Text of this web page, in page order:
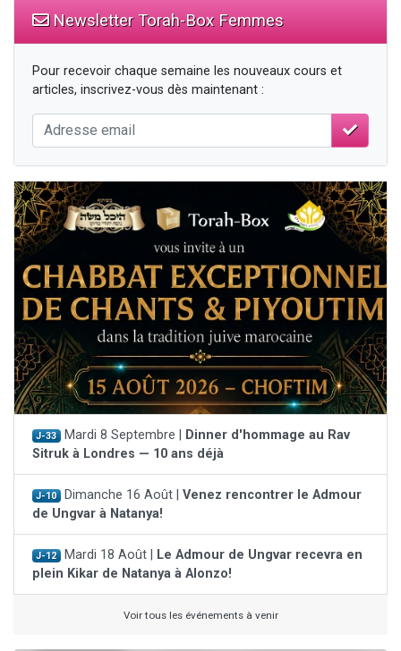
Newsletter Torah-Box Femmes
Pour recevoir chaque semaine les nouveaux cours et
articles, inscrivez-vous dès maintenant :
J-33 Mardi 8 Septembre |
Dinner d'hommage au Rav
Sitruk à Londres — 10 ans déjà
J-10 Dimanche 16 Août | Venez rencontrer le Admour
de Ungvar à Natanya!
J-12 Mardi 18 Août |
Le Admour de Ungvar recevra en
plein Kikar de Natanya à Alonzo!
Voir tous les événements à venir